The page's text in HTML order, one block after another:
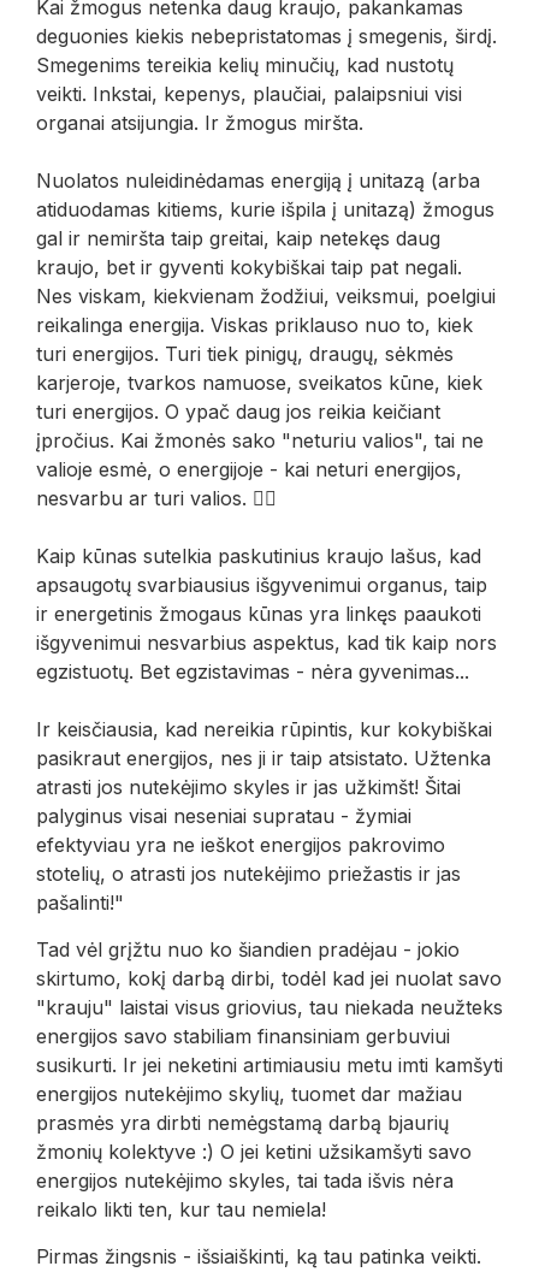
Kai žmogus netenka daug kraujo, pakankamas
deguonies kiekis nebepristatomas į smegenis, širdį.
Smegenims tereikia kelių minučių, kad nustotų
veikti. Inkstai, kepenys, plaučiai, palaipsniui visi
organai atsijungia. Ir žmogus miršta.
Nuolatos nuleidinėdamas energiją į unitazą (arba
atiduodamas kitiems, kurie išpila į unitazą) žmogus
gal ir nemiršta taip greitai, kaip netekęs daug
kraujo, bet ir gyventi kokybiškai taip pat negali.
Nes viskam, kiekvienam žodžiui, veiksmui, poelgiui
reikalinga energija. Viskas priklauso nuo to, kiek
turi energijos. Turi tiek pinigų, draugų, sėkmės
karjeroje, tvarkos namuose, sveikatos kūne, kiek
turi energijos. O ypač daug jos reikia keičiant
įpročius. Kai žmonės sako "neturiu valios", tai ne
valioje esmė, o energijoje - kai neturi energijos,
nesvarbu ar turi valios. 🤷‍♀️
Kaip kūnas sutelkia paskutinius kraujo lašus, kad
apsaugotų svarbiausius išgyvenimui organus, taip
ir energetinis žmogaus kūnas yra linkęs paaukoti
išgyvenimui nesvarbius aspektus, kad tik kaip nors
egzistuotų. Bet egzistavimas - nėra gyvenimas...
Ir keisčiausia, kad nereikia rūpintis, kur kokybiškai
pasikraut energijos, nes ji ir taip atsistato. Užtenka
atrasti jos nutekėjimo skyles ir jas užkimšt! Šitai
palyginus visai neseniai supratau - žymiai
efektyviau yra ne ieškot energijos pakrovimo
stotelių, o atrasti jos nutekėjimo priežastis ir jas
pašalinti!"
Tad vėl grįžtu nuo ko šiandien pradėjau - jokio
skirtumo, kokį darbą dirbi, todėl kad jei nuolat savo
"krauju" laistai visus griovius, tau niekada neužteks
energijos savo stabiliam finansiniam gerbuviui
susikurti. Ir jei neketini artimiausiu metu imti kamšyti
energijos nutekėjimo skylių, tuomet dar mažiau
prasmės yra dirbti nemėgstamą darbą bjaurių
žmonių kolektyve :) O jei ketini užsikamšyti savo
energijos nutekėjimo skyles, tai tada išvis nėra
reikalo likti ten, kur tau nemiela!
Pirmas žingsnis - išsiaiškinti, ką tau patinka veikti.